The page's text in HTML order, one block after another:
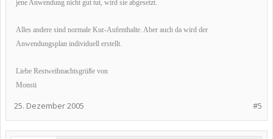
jene Anwendung nicht gut tut, wird sie abgesetzt.
Alles andere sind normale Kur-Aufenthalte. Aber auch da wird der
Anwendungsplan individuell erstellt.
Liebe Restweihnachtsgrüße von
Monsti
#5
25. Dezember 2005